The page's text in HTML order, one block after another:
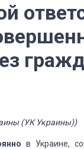
(УК Украины))
в Украине,